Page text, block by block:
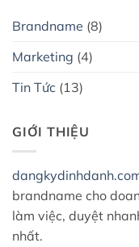
Brandname (8)
Marketing (4)
Tin Tức (13)
GIỚI THIỆU
brandname cho
làm việc, duyệt
nhất.